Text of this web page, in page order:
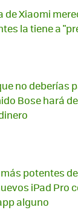
Xiaomi
la tiene a
no deberías
Bose hará
potentes
iPad Pro
alguno